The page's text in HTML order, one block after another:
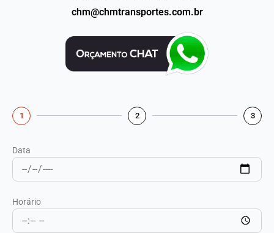
chm@chmtransportes.com.br
1 2 3
Data
Horário